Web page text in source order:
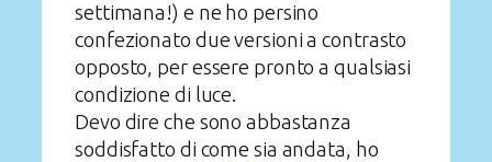
settimana!) e ne ho persino
confezionato due versioni a contrasto
opposto, per essere pronto a qualsiasi
condizione di luce.
Devo dire che sono abbastanza
soddisfatto di come sia andata, ho